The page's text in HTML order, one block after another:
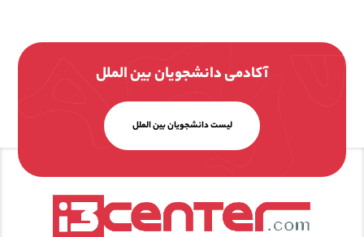
آکادمی دانشجویان بین الملل
لیست دانشجویان بین الملل